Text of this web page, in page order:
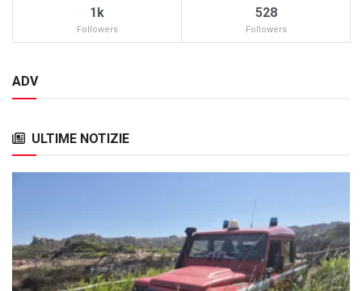
1k
Followers
528
Followers
ADV
ULTIME NOTIZIE